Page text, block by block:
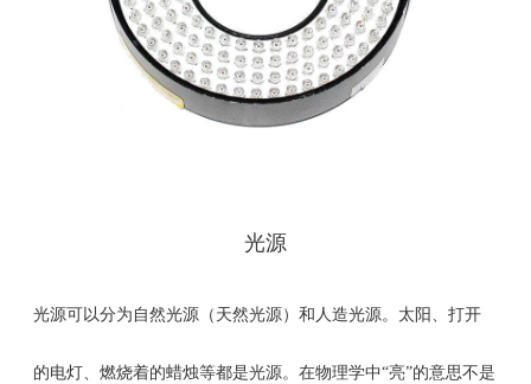
光源
光源可以分为自然光源（天然光源）和人造光源。太阳、打开
的电灯、燃烧着的蜡烛等都是光源。在物理学中“亮”的意思不是